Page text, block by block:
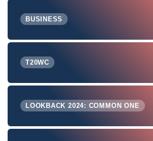
BUSINESS
T20WC
LOOKBACK 2024: COMMON ONE